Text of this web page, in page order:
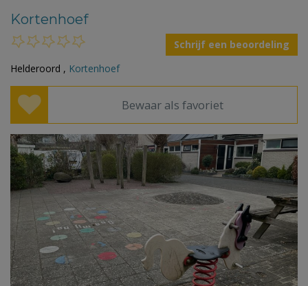
Kortenhoef
Schrijf een beoordeling
Helderoord , Kortenhoef
Bewaar als favoriet